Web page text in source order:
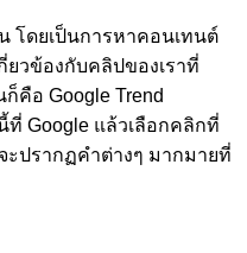
โดยเป็นการหาคอนเทนต์
ยวข้องกับคลิปของเราที่
คือ Google Trend
ที่ Google แล้วเลือกคลิกที่
ะปรากฏคำต่างๆ มากมายที่